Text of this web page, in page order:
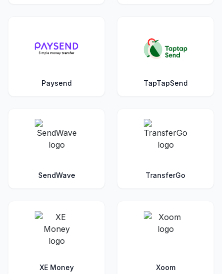
Paysend TapTapSend
SendWave TransferGo
XE Money Xoom